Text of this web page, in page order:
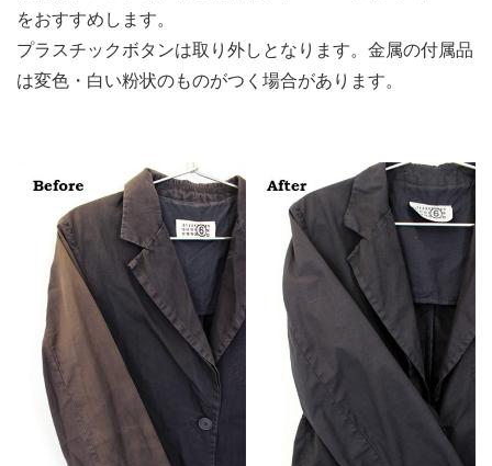
をおすすめします。
プラスチックボタンは取り外しとなります。金属の付属品
は変色・白い粉状のものがつく場合があります。